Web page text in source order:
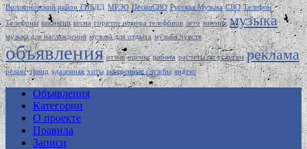
Волоконовский район ГИБДД МРЭО ПесниСВО Русская Музыка СВО Телефон
Телефоны вакансии весна горячие номера телефонов лето мнение музыка
музыка для наслаждения музыка для отдыха музыка чувств
объявления отзыв оценка работа расчеты по услугам реклама
релакс тренд удаленная хиты экстренные службы яндекс
Объявления
Категории
О проекте
Правила
Записи